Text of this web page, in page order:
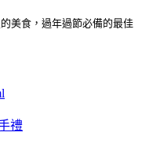
美食，過年過節必備的最佳
禮